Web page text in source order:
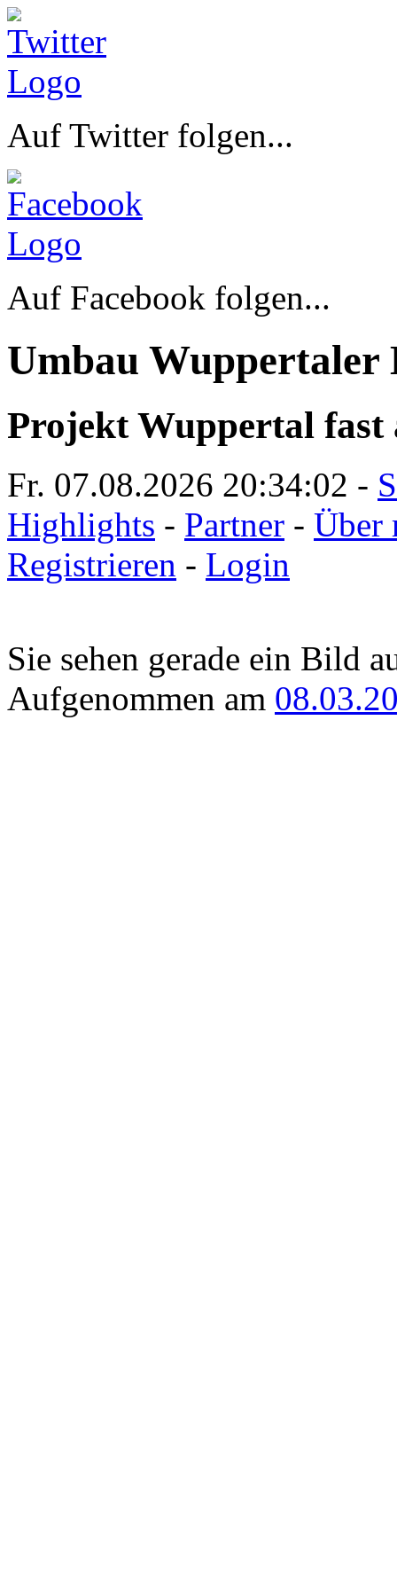
Auf Twitter folgen...
Auf Facebook folgen...
Umbau Wuppertaler
Projekt Wuppertal fast
Fr. 07.08.2026 20:34:02 -
Highlights - Partner - Über
Registrieren - Login
Sie sehen gerade ein Bild
Aufgenommen am